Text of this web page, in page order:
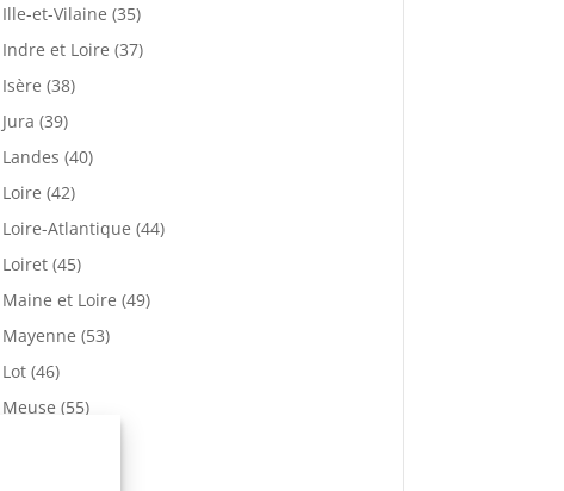
Ille-et-Vilaine (35)
Indre et Loire (37)
Isère (38)
Jura (39)
Landes (40)
Loire (42)
Loire-Atlantique (44)
Loiret (45)
Maine et Loire (49)
Mayenne (53)
Lot (46)
Meuse (55)